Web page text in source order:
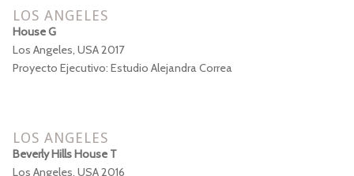
Contacto
Idioma:
LOS ANGELES
House G
Los Angeles, USA 2017
Proyecto Ejecutivo: Estudio Alejandra Correa
LOS ANGELES
Beverly Hills House T
Los Angeles, USA 2016